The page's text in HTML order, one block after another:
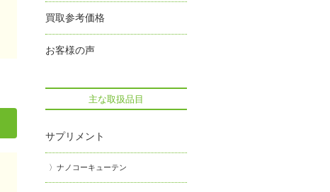
買取参考価格
お客様の声
主な取扱品目
サプリメント
ナノコーキューテン